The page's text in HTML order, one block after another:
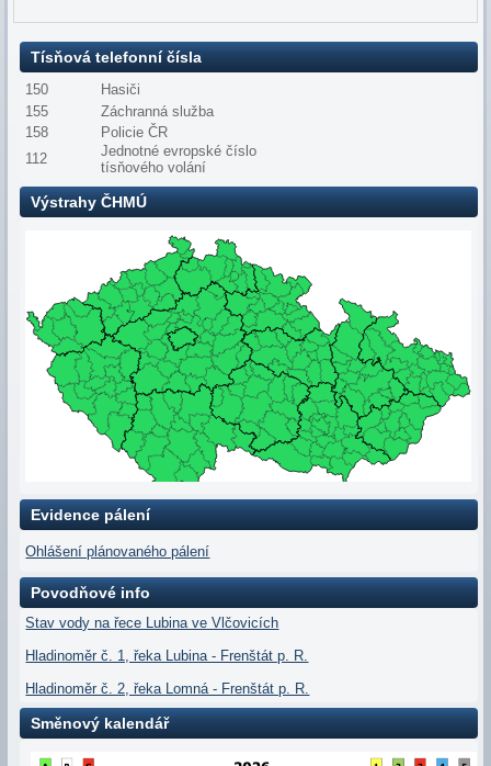
Tísňová telefonní čísla
150
Hasiči
155
Záchranná služba
158
Policie ČR
112
Jednotné evropské číslo
tísňového volání
Výstrahy ČHMÚ
Evidence pálení
Ohlášení plánovaného pálení
Povodňové info
Stav vody na řece Lubina ve Vlčovicích
Hladinoměr č. 1, řeka Lubina - Frenštát p. R.
Hladinoměr č. 2, řeka Lomná - Frenštát p. R.
Směnový kalendář